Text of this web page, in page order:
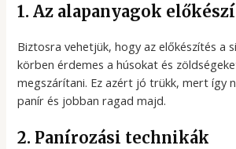
1. Az alapanyagok
Biztosra vehetjük, hogy az előkészítés a
körben érdemes a húsokat és
megszárítani. Ez azért jó trükk, mert így
panír és jobban ragad majd.
2. Panírozási technikák